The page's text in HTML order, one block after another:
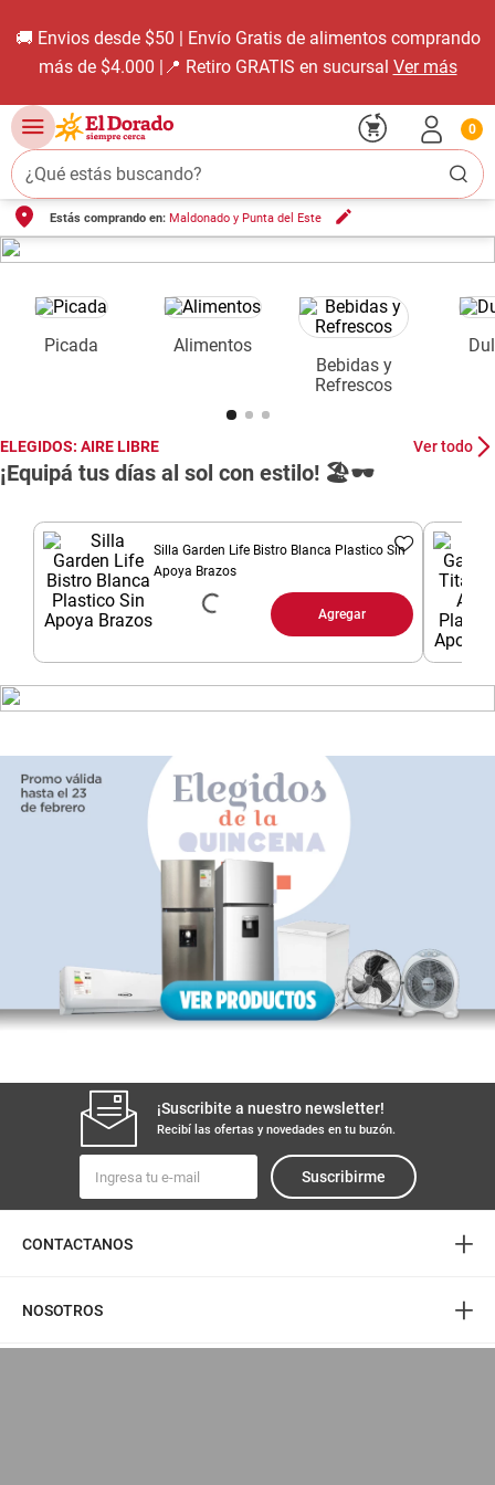
🚚 Envios desde $50 | Envío Gratis de alimentos comprando
más de $4.000 |📍 Retiro GRATIS en sucursal Ver más
¿Qué estás buscando?
0
Estás comprando en: Maldonado y Punta del Este
Picada
Alimentos
Bebidas y
Refrescos
ELEGIDOS: AIRE LIBRE
¡Equipá tus días al sol con estilo! 🏖️🕶️
Ver todo
Silla Garden Life Bistro Blanca Plastico Sin
Apoya Brazos
Agregar
¡Suscribite a nuestro newsletter!
Recibí las ofertas y novedades en tu buzón.
Suscribirme
CONTACTANOS +
NOSOTROS +
TÉRMINOS MÁS BUSCADOS
3. aceite
queso
7. fideos
8. yerba
9. harina
10. arroz